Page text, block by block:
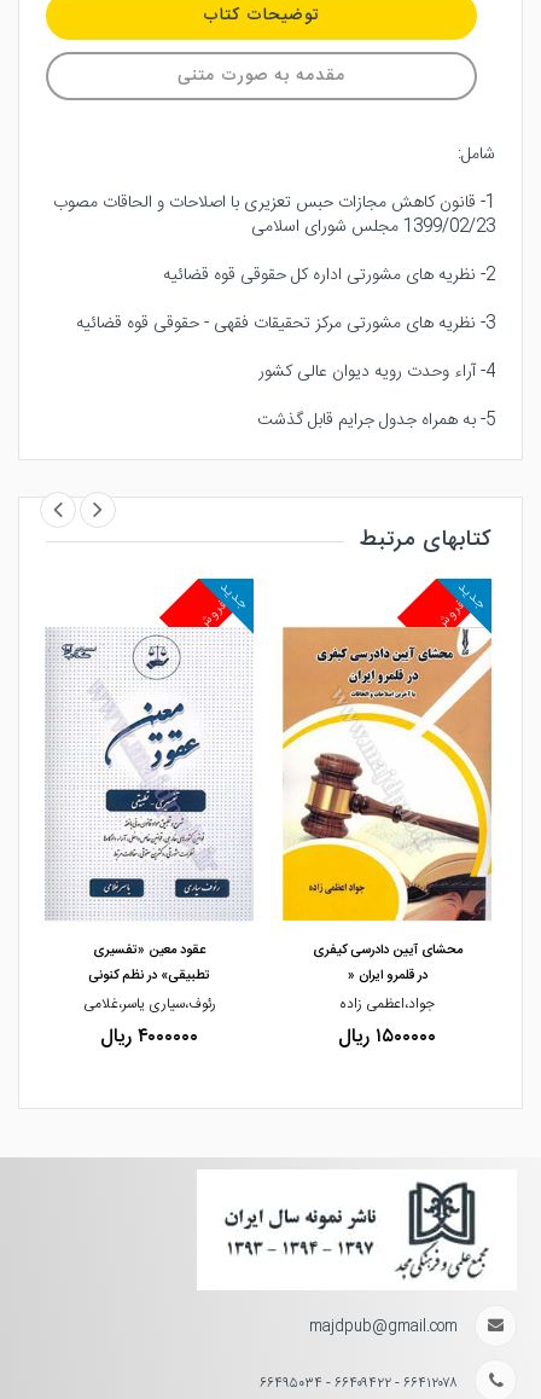
توضیحات کتاب
مقدمه به صورت متنی
شامل:
1- قانون کاهش مجازات حبس تعزیری با اصلاحات و الحاقات مصوب
1399/02/23 مجلس شورای اسلامی
2- نظریه های مشورتی اداره کل حقوقی قوه قضائیه
3- نظریه های مشورتی مرکز تحقیقات فقهی - حقوقی قوه قضائیه
4- آراء وحدت رویه دیوان عالی کشور
5- به همراه جدول جرایم قابل گذشت
کتابهای مرتبط
مشاهده و خرید
پرفروش
جدید
مشاهده و خرید
محشای آیین دادرسی کیفری
در قلمرو ایران «
جواد،اعظمی زاده
۱۵۰۰۰۰۰ ریال
پرفروش
جدید
عقود معین «تفسیری
تطبیقی» در نظم کنونی
رئوف،سیاری یاسر،غلامی
۴۰۰۰۰۰۰ ریال
majdpub@gmail.com
۶۶۴۱۲۰۷۸ - ۶۶۴۰۹۴۲۲ - ۶۶۴۹۵۰۳۴